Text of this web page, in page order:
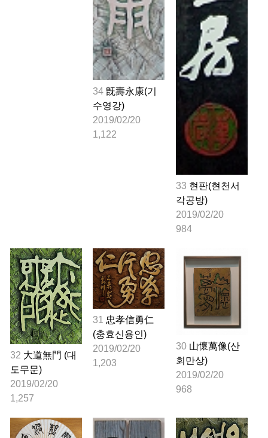
34 旣壽永康(기
수영강)
2019/02/20
1,122
33 현판(현천서
각공방)
2019/02/20
984
32 大道無門 (대
도무문)
2019/02/20
1,257
31 忠孝信勇仁
(충효신용인)
2019/02/20
1,203
30 山懷萬像(산
회만상)
2019/02/20
968